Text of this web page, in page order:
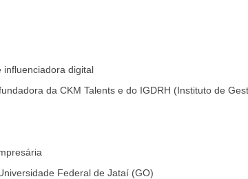
influenciadora digital
da CKM Talents e do IGDRH (Instituto de
Federal de Jataí (GO)